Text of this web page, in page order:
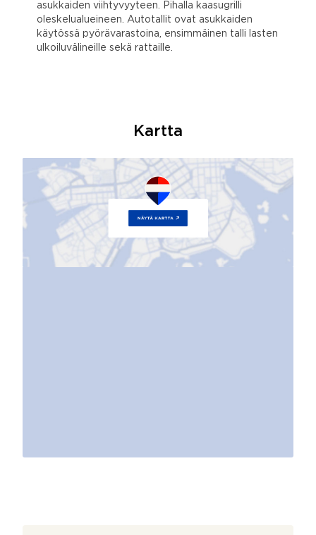
asukkaiden viihtyvyyteen. Pihalla kaasugrilli
oleskelualueineen. Autotallit ovat asukkaiden
käytössä pyörävarastoina, ensimmäinen talli lasten
ulkoiluvälineille sekä rattaille.
Kartta